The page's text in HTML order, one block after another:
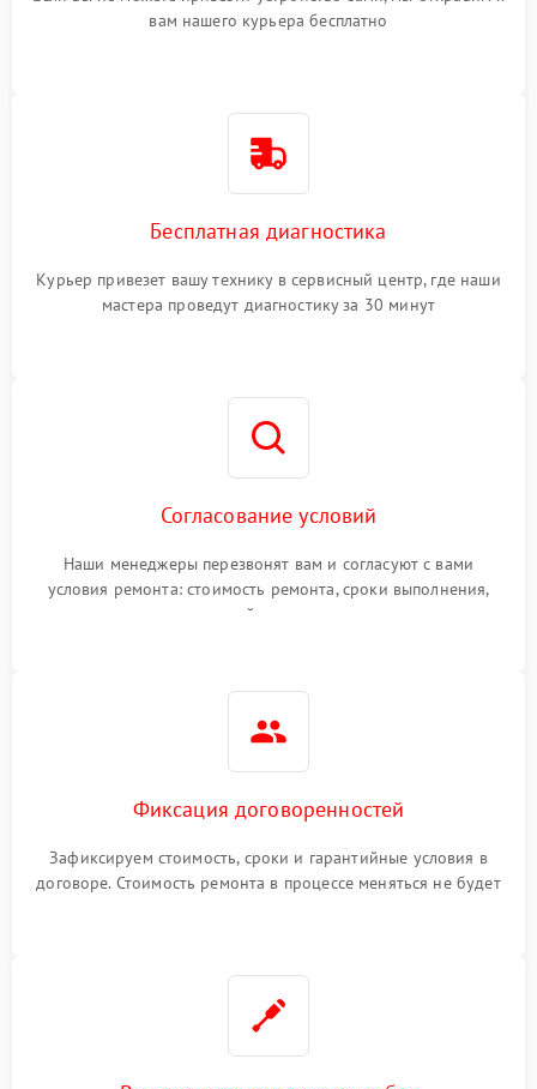
вам нашего курьера бесплатно
Бесплатная диагностика
Курьер привезет вашу технику в сервисный центр, где наши
мастера проведут диагностику за 30 минут
Согласование условий
Наши менеджеры перезвонят вам и согласуют с вами
условия ремонта: стоимость ремонта, сроки выполнения,
гарантийные условия
Фиксация договоренностей
Зафиксируем стоимость, сроки и гарантийные условия в
договоре. Стоимость ремонта в процессе меняться не будет